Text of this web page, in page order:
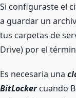
Si configuraste el
a guardar un
tus carpetas de
Drive) por el
Es necesaria una
BitLockercuando